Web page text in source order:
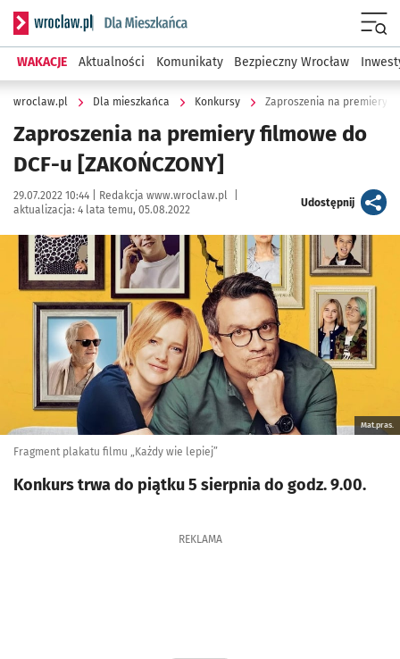
Serwis informacyjny wroclaw.pl podserwis: Dla mieszkańca
WAKACJE Aktualności Komunikaty Bezpieczny Wrocław
wroclaw.pl Dla mieszkańca Konkursy Zaproszenia na premiery
Zaproszenia na premiery filmowe do
DCF-u [ZAKOŃCZONY]
Data publikacji:
29.07.2022 10:44 | Autor:
Redakcja www.wroclaw.pl
aktualizacja: 4 lata temu, 05.08.2022
Udostępnijartykuł
Kliknij, aby powiększyć
Mat.pras.
Fragment plakatu filmu „Każdy wie lepiej”
Konkurs trwa do piątku 5 sierpnia do godz. 9.00.
REKLAMA